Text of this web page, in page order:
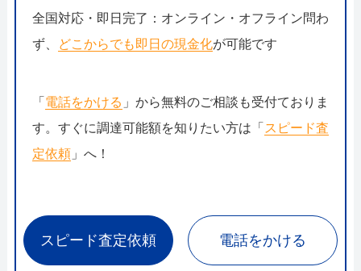
全国対応・即日完了：オンライン・オフライン問わ
ず、
どこからでも即日の現金化が可能です
「 電話をかける 」から無料のご相談も受付ておりま
す。すぐに調達可能額を知りたい方は「 スピード査
定依頼」へ！
スピード査定依頼 電話をかける